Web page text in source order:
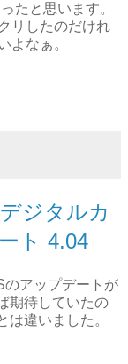
たと思います。
リしたのだけれ
よなぁ。
ジタルカ
ト 4.04
のアップデートが
期待していたの
違いました。